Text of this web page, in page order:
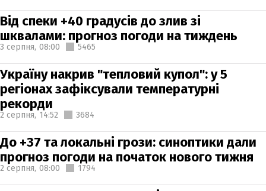
Від спеки +40 градусів до злив зі
шквалами: прогноз погоди на тиждень
3 серпня, 08:00 5465
Україну накрив "тепловий купол": у 5
регіонах зафіксували температурні
рекорди
2 серпня, 14:52 3684
До +37 та локальні грози: синоптики дали
прогноз погоди на початок нового тижня
2 серпня, 08:00 1794